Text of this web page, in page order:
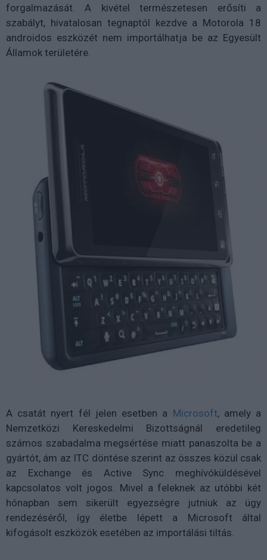
forgalmazását. A kivétel természetesen erősíti a
szabályt, hivatalosan tegnaptól kezdve a Motorola 18
androidos eszközét nem importálhatja be az Egyesült
Államok területére.
A csatát nyert fél jelen esetben a Microsoft, amely a
Nemzetközi Kereskedelmi Bizottságnál eredetileg
számos szabadalma megsértése miatt panaszolta be a
gyártót, ám az ITC döntése szerint az összes közül csak
az Exchange és Active Sync meghívóküldésével
kapcsolatos volt jogos. Mivel a feleknek az utóbbi két
hónapban sem sikerült egyezségre jutniuk az ügy
rendezéséről, így életbe lépett a Microsoft által
kifogásolt eszközök esetében az importálási tiltás.